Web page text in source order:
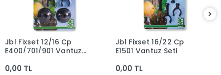
Jbl Fixset 12/16 Cp
E400/701/901 Vantuz
0,00 TL
Jbl Fixset 16/22 Cp
E1501 Vantuz Seti
0,00 TL